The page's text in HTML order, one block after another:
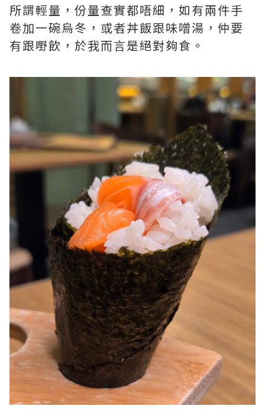
所謂輕量，份量查實都唔細，如有兩件手
卷加一碗烏冬，或者丼飯跟味噌湯，仲要
有跟嘢飲，於我而言是絕對夠食。